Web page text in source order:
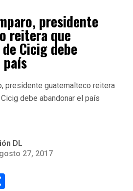
presidente
reitera que
Cicig debe
país
DL
27, 2017